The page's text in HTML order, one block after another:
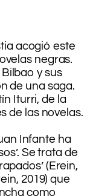
acogió este
negras.
y sus
de una saga.
Iturri, de la
de las novelas.
Infante ha
Se trata de
(Erein,
2019) que
como